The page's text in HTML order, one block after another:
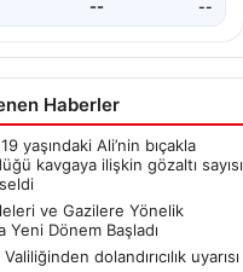
-- --
Haberler
yaşındaki Ali’nin bıçakla
kavgaya ilişkin gözaltı sayısı
ve Gazilere Yönelik
Yeni Dönem Başladı
dolandırıcılık uyarısı